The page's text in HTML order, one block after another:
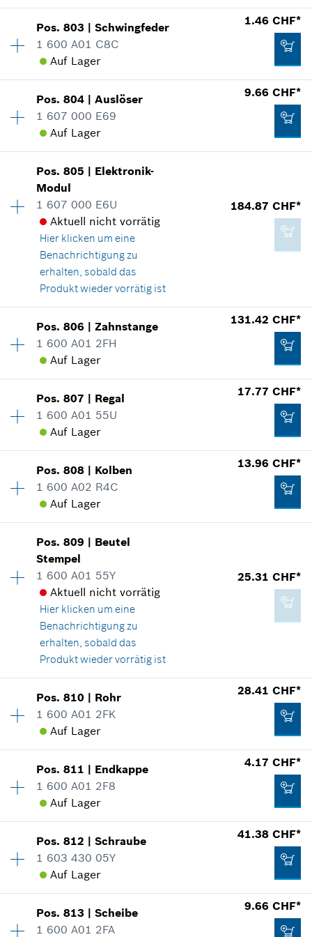
Zum Warenkorb hinzufügen
2.40 CHF*
*Alle Preise inkl. MwSt und zzgl. Versandkosten
162.25 CHF*
*Alle Preise inkl. MwSt und zzgl. Versandkosten
Verfügbarkeit 1
Preisgruppe:19
Ersatzteilinformationen
Verwendungsnachweis
In Darstellung zeigen
6.44 CHF*
Alle Preise inkl. MwSt und zzgl. Versandkosten
Zum Warenkorb hinzufügen
Pos.803 |Schwingfeder
1 600 A01 C8C
Auf Lager
1.46 CHF*
Verfügbarkeit 1
Preisgruppe:11
Ersatzteilinformationen
Verwendungsnachweis
In Darstellung zeigen
1.46 CHF*
*Alle Preise inkl. MwSt und zzgl. Versandkosten
Zum Warenkorb hinzufügen
Pos.804 |Auslöser
1 607 000 E69
Auf Lager
9.66 CHF*
Preisgruppe:22
Ersatzteilinformationen
Verwendungsnachweis
In Darstellung zeigen
9.66 CHF*
*Alle Preise inkl. MwSt und zzgl. Versandkosten
Zum Warenkorb hinzufügen
Pos.805 | Elektronik-
Modul
1 607 000 E6U
Aktuell nicht vorrätig
Hier klicken um eine
Benachrichtigung zu
erhalten, sobald das
Produkt wieder vorrätig ist
184.87 CHF*
Verfügbarkeit 1
Preisgruppe:48
Ersatzteilinformationen
Verwendungsnachweis
In Darstellung zeigen
184.87 CHF*
Alle Preise inkl. MwSt und zzgl. Versandkosten
Pos.806 |Zahnstange
1 600 A01 2FH
Auf Lager
131.42 CHF*
Preisgruppe:45
Ersatzteilinformationen
131.42 CHF*
*Alle Preise inkl. MwSt und zzgl. Versandkosten
Zum Warenkorb hinzufügen
Pos.807 | Regal
1 600 A01 55U
Auf Lager
17.77 CHF*
Verfügbarkeit 1
Preisgruppe:27
Ersatzteilinformationen
Verwendungsnachweis
In Darstellung zeigen
17.77 CHF*
*Alle Preise inkl. MwSt und zzgl. Versandkosten
Zum Warenkorb hinzufügen
Pos.808 | Kolben
1 600 A02 R4C
Auf Lager
13.96 CHF*
Verfügbarkeit 1
Preisgruppe
Ersatzteilinformationen
Verwendungsnachweis
In Darstellung zeigen
13.96 CHF*
Alle Preise inkl. MwSt und zzgl. Versandkosten
Zum Warenkorb hinzufügen
Pos.809 | Beutel
Stempel
1 600 A01 55Y
Aktuell nicht vorrätig
Hier klicken um eine
Benachrichtigung zu
erhalten, sobald das
Produkt wieder vorrätig ist
25.31 CHF*
Verfügbarkeit 1
Preisgruppe:30
Ersatzteilinformationen
Verwendungsnachweis
In Darstellung zeigen
25.31 CHF*
Alle Preise inkl. MwSt und zzgl. Versandkosten
Zum Warenkorb hinzufügen
Pos.810 | Rohr
1 600 A01 2FK
Auf Lager
28.41 CHF*
Preisgruppe:31
Ersatzteilinformationen
28.41 CHF*
Pos.811 | Endkappe
1 600 A01 2F8
Auf Lager
4.17 CHF*
Verfügbarkeit 1
Preisgruppe:16
Ersatzteilinformationen
Verwendungsnachweis
In Darstellung zeigen
Pos.812 |Schraube
1 603 430 05Y
Auf Lager
41.38 CHF*
Preisgruppe:34
Pos.813 |Scheibe
1 600 A01 2FA
9.66 CHF*